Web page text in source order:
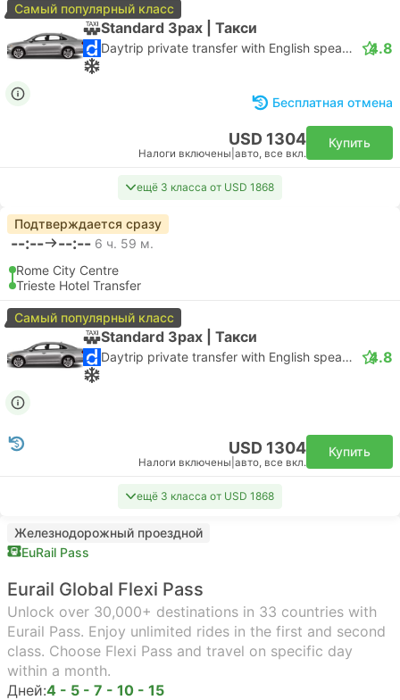
Самый популярный класс
Standard 3pax | Такси
Daytrip private transfer with English speaking driver 4.8
Бесплатная отмена
USD 1304
Налоги включены авто, все вкл.
Купить
ещё 3 класса от USD 1868
Подтверждается сразу
--:-- --:-- 6 ч. 59 м.
Rome City Centre
Trieste Hotel Transfer
Самый популярный класс
Standard 3pax | Такси
Daytrip private transfer with English speaking driver 4.8
USD 1304
Налоги включены авто, все вкл.
Купить
ещё 3 класса от USD 1868
Железнодорожный проездной
EuRail Pass
Eurail Global Flexi Pass
Unlock over 30,000+ destinations in 33 countries with
Eurail Pass. Enjoy unlimited rides in the first and second
class. Choose Flexi Pass and travel on specific day
within a month.
Дней:4 - 5 - 7 - 10 - 15